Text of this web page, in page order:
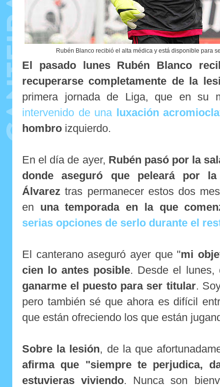
Rubén Blanco recibió el alta médica y está disponible para
El pasado lunes Rubén Blanco
recuperarse completamente de la
primera jornada de Liga, que en su
intervenido de una
luxación
hombro izquierdo.
En el día de ayer, Rubén pasó por la
donde aseguró que peleará por
Álvarez tras permanecer estos dos
en una temporada en la que
serias opciones de serlo durante el
El canterano aseguró ayer que "mi
cien lo antes posible. Desde el lunes,
ganarme el puesto para ser titular.
pero también sé que ahora es difícil
que están ofreciendo los que están
Sobre la lesión, de la que
afirma que "siempre te perjudica,
estuvieras viviendo. Nunca son